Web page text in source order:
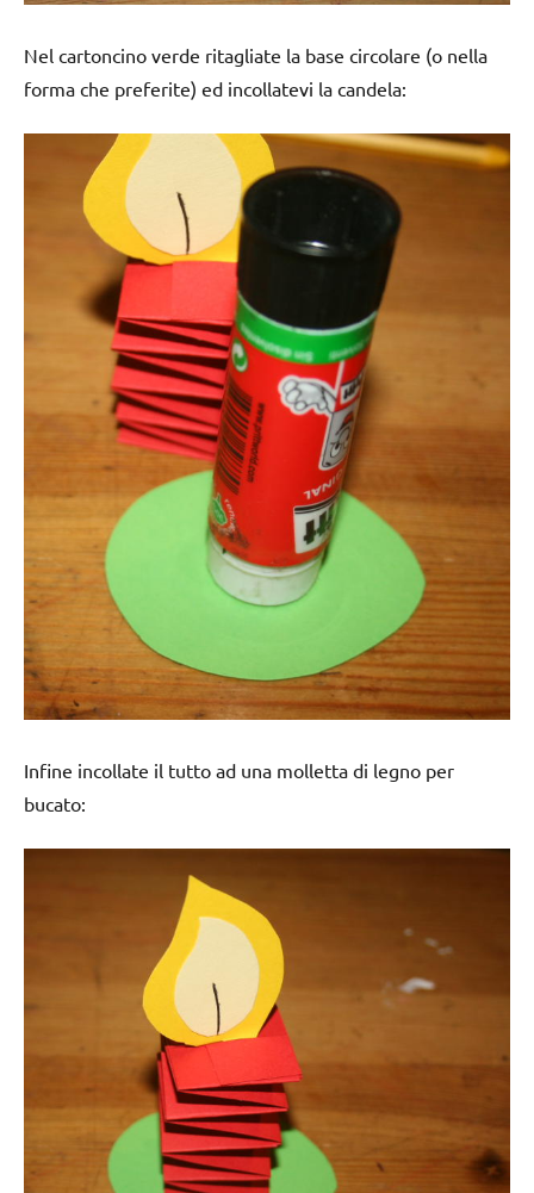
Nel cartoncino verde ritagliate la base circolare (o nella
forma che preferite) ed incollatevi la candela:
Infine incollate il tutto ad una molletta di legno per
bucato: